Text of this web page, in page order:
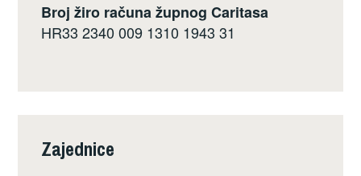
Broj žiro računa župnog Caritasa
HR33 2340 009 1310 1943 31
Zajednice